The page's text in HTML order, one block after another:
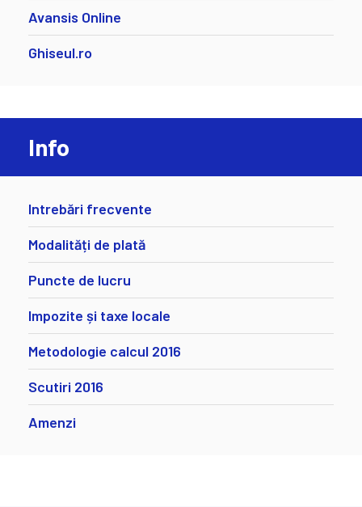
Avansis Online
Ghiseul.ro
Info
Intrebări frecvente
Modalități de plată
Puncte de lucru
Impozite și taxe locale
Metodologie calcul 2016
Scutiri 2016
Amenzi